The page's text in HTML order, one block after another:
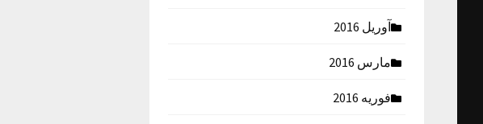
آوریل 2016
مارس 2016
فوریه 2016